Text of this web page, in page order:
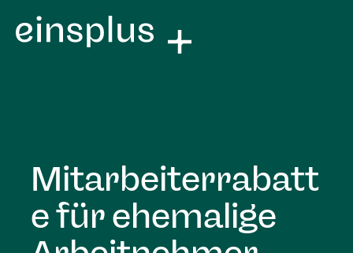
Mitarbeiterrabatt
e für ehemalige